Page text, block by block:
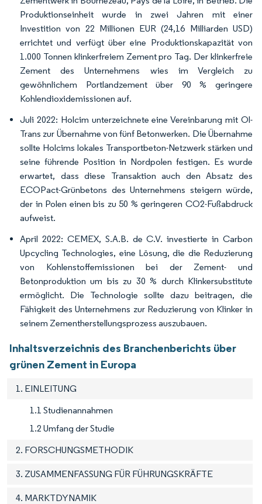
Produktionseinheit wurde in zwei Jahren mit einer
Investition von 22 Millionen EUR (24,16 Milliarden USD)
errichtet und verfügt über eine Produktionskapazität von
1.000 Tonnen klinkerfreiem Zement pro Tag. Der klinkerfreie
Zement des Unternehmens wies im Vergleich zu
gewöhnlichem Portlandzement über 90 % geringere
Kohlendioxidemissionen auf.
Juli 2022: Holcim unterzeichnete eine Vereinbarung mit Ol-
Trans zur Übernahme von fünf Betonwerken. Die Übernahme
sollte Holcims lokales Transportbeton-Netzwerk stärken und
seine führende Position in Nordpolen festigen. Es wurde
erwartet, dass diese Transaktion auch den Absatz des
ECOPact-Grünbetons des Unternehmens steigern würde,
der in Polen einen bis zu 50 % geringeren CO2-Fußabdruck
aufweist.
April 2022: CEMEX, S.A.B. de C.V. investierte in Carbon
Upcycling Technologies, eine Lösung, die die Reduzierung
von Kohlenstoffemissionen bei der Zement- und
Betonproduktion um bis zu 30 % durch Klinkersubstitute
ermöglicht. Die Technologie sollte dazu beitragen, die
Fähigkeit des Unternehmens zur Reduzierung von Klinker in
seinem Zementherstellungsprozess auszubauen.
Inhaltsverzeichnis des Branchenberichts über
grünen Zement in Europa
1. EINLEITUNG
1.1 Studienannahmen
1.2 Umfang der Studie
2. FORSCHUNGSMETHODIK
3. ZUSAMMENFASSUNG FÜR FÜHRUNGSKRÄFTE
4. MARKTDYNAMIK